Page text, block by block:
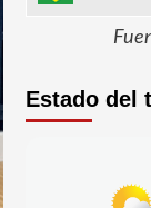
Estado del